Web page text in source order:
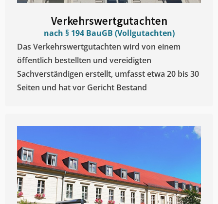
Verkehrswertgutachten
nach § 194 BauGB (Vollgutachten)
Das Verkehrswertgutachten wird von einem
öffentlich bestellten und vereidigten
Sachverständigen erstellt, umfasst etwa 20 bis 30
Seiten und hat vor Gericht Bestand